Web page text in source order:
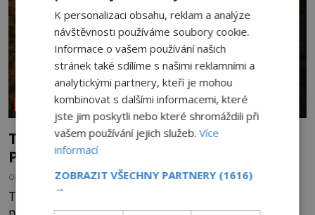
REPORTÁŽE
Tajemství vyšehradského podzemí:
Pevnost pro vojáky ocenili i nacisté
OD HELENA STEJSKALOVÁ 23.7.2026 3.2TIS
Tajuplné podzemí staroslavného Vyšehradu
K personalizaci obsahu, reklam a analýze
návštěvnosti používáme soubory cookie.
Informace o vašem používání našich
stránek také sdílíme s našimi reklamními a
analytickými partnery, kteří je mohou
kombinovat s dalšími informacemi, které
jste jim poskytli nebo které shromáždili při
vašem používání jejich služeb.Více
informací
ZOBRAZIT VŠECHNY PARTNERY (1616)
→